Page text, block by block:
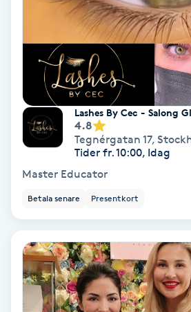
Japansk massage
Katun fransar
Kemisk peeling
Kinesisk medicin
Kiropraktik
Lashes By Cec - Salong
4.8
Tegnérgatan 17,
Tider fr. 10:00, Idag
Master Educator
Betala senare Presentkort